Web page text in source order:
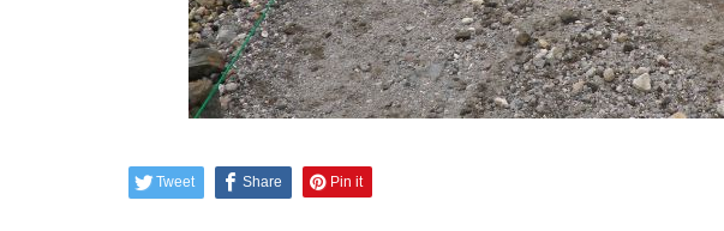
Tweet Share Pin it